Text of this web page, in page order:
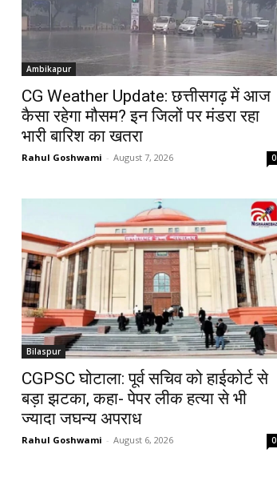
Ambikapur
CG Weather Update: छत्तीसगढ़ में आज
कैसा रहेगा मौसम? इन जिलों पर मंडरा रहा
भारी बारिश का खतरा
Rahul Goshwami - August 7, 2026 0
Bilaspur
CGPSC घोटाला: पूर्व सचिव को हाईकोर्ट से
बड़ा झटका, कहा- पेपर लीक हत्या से भी
ज्यादा जघन्य अपराध
Rahul Goshwami - August 6, 2026 0